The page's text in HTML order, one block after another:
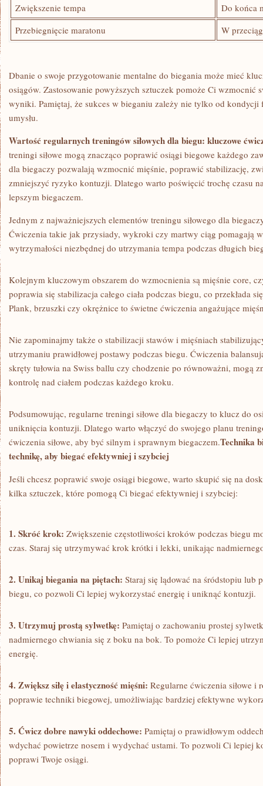
Zwiększenie tempa
Do końca
Przebiegnięcie maratonu
W
Dbanie o swoje przygotowanie mentalne do biegania może mieć
osiągów. Zastosowanie powyższych sztuczek pomoże Ci wzmocnić
wyniki. Pamiętaj, że sukces w bieganiu zależy nie tylko od kondycji
⁣umysłu.
Wartość regularnych treningów siłowych dla biegu: kluczowe​
treningi siłowe mogą znacząco ⁣poprawić osiągi biegowe każdego
dla biegaczy pozwalają wzmocnić mięśnie, poprawić stabilizację,
zmniejszyć ryzyko kontuzji. Dlatego warto poświęcić trochę czasu
lepszym biegaczem.
Jednym z najważniejszych elementów treningu siłowego dla
‍Ćwiczenia takie jak przysiady, wykroki czy martwy‌ ciąg pomagają
wytrzymałości niezbędnej ‌do utrzymania tempa podczas długich
Kolejnym kluczowym obszarem do‌ wzmocnienia są ​mięśnie core,
poprawia się stabilizacja całego ciała podczas biegu, co przekłada
⁢Plank, brzuszki czy okrężnice to świetne ćwiczenia angażujące
Nie zapominajmy także o​ stabilizacji stawów⁢ i⁢ mięśniach
utrzymaniu prawidłowej postawy‍ podczas‌ biegu. Ćwiczenia
skręty tułowia ⁤na Swiss ballu czy chodzenie po równoważni, mogą
kontrolę nad⁤ ciałem podczas każdego kroku.
Podsumowując, regularne treningi siłowe dla biegaczy to klucz​ do
uniknięcia kontuzji.⁢ Dlatego warto​ włączyć do swojego planu
ćwiczenia ⁤siłowe, aby być silnym i⁢ sprawnym biegaczem.Technika
technikę, aby biegać efektywniej i szybciej
Jeśli chcesz poprawić⁢ swoje osiągi biegowe, warto skupić‌ się na
kilka sztuczek, które pomogą Ci biegać efektywniej i szybciej:
1. ​Skróć krok: Zwiększenie częstotliwości‌ kroków podczas biegu
czas. Staraj się utrzymywać krok krótki i lekki, unikając
2. Unikaj biegania na piętach: Staraj się lądować na śródstopiu lub
biegu, co pozwoli Ci lepiej wykorzystać energię i uniknąć kontuzji.
3. Utrzymuj prostą ⁤sylwetkę: Pamiętaj o zachowaniu prostej
nadmiernego chwiania się z boku na bok. To pomoże Ci lepiej
energię.
4. Zwiększ siłę i elastyczność mięśni: Regularne ćwiczenia siłowe i
poprawie techniki biegowej, umożliwiając bardziej⁣ efektywne
5. Ćwicz dobre nawyki oddechowe: Pamiętaj o prawidłowym
wdychać ‍powietrze nosem i‌ wydychać ustami. To pozwoli Ci lepiej
poprawi Twoje osiągi.